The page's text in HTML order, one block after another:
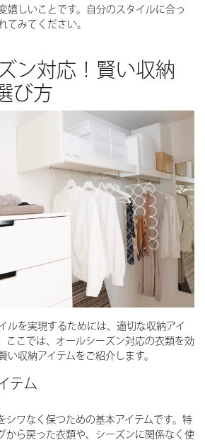
嬉しいことです。自分のスタイルに合っ
てみてください。
ン対応！賢い収納
び方
ルを実現するためには、適切な収納アイ
ここでは、オールシーズン対応の衣類を効
い収納アイテムをご紹介します。
テム
シワなく保つための基本アイテムです。特
から戻った衣類や、シーズンに関係なく使